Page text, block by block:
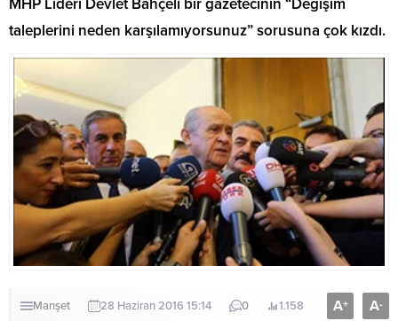
MHP Lideri Devlet Bahçeli bir gazetecinin “Değişim
taleplerini neden karşılamıyorsunuz” sorusuna çok kızdı.
Manşet 28 Haziran 2016 15:14 0 1.158 A+ A-